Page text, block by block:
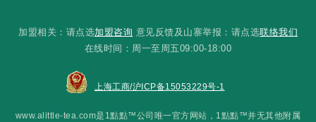
加盟相关：请点选加盟咨询 意见反馈及山寨举报：请点选联络我们
在线时间：周一至周五09:00-18:00
www.alittle-tea.com是1點點™公司唯一官方网站，1點點™并无其他附属
上海工商/沪ICP备15053229号-1